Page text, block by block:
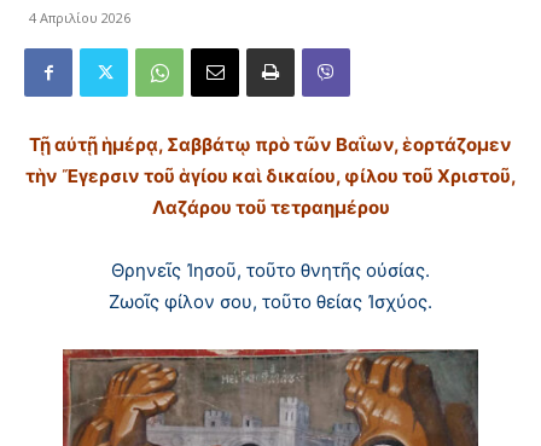
4 Απριλίου 2026
Τῇ αὐτῇ ἡμέρᾳ, Σαββάτῳ πρὸ τῶν Βαΐων, ἑορτάζομεν
τὴν Ἔγερσιν τοῦ ἁγίου καὶ δικαίου, φίλου τοῦ Χριστοῦ,
Λαζάρου τοῦ τετραημέρου
Θρηνεῖς Ἰησοῦ, τοῦτο θνητῆς οὐσίας.
Ζωοῖς φίλον σου, τοῦτο θείας Ἰσχύος.